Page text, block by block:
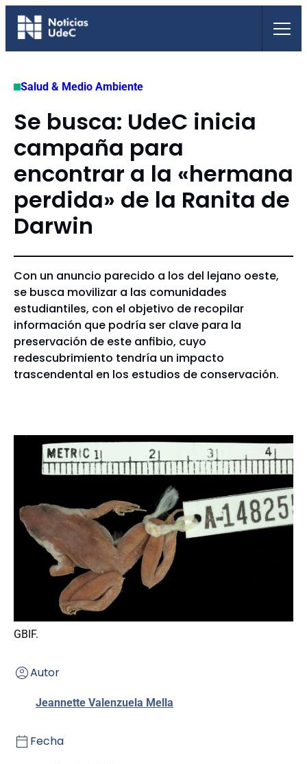
Saltar
Salud & Medio Ambiente
Se busca: UdeC inicia
campaña para
encontrar a la «hermana
perdida» de la Ranita de
Darwin
Con un anuncio parecido a los del lejano oeste,
se busca movilizar a las comunidades
estudiantiles, con el objetivo de recopilar
información que podría ser clave para la
preservación de este anfibio, cuyo
redescubrimiento tendría un impacto
trascendental en los estudios de conservación.
GBIF.
Autor
Jeannette Valenzuela Mella
Fecha